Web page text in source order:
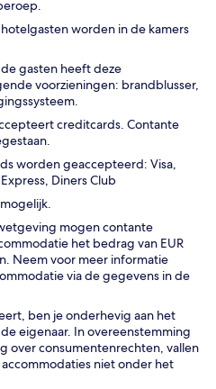
worden in de kamers
gasten heeft deze
voorzieningen: brandblusser,
creditcards. Contante
worden geaccepteerd: Visa,
Diners Club
mogen contante
het bedrag van EUR
Neem voor meer informatie
via de gegevens in de
ben je onderhevig aan het
eigenaar. In overeenstemming
over consumentenrechten, vallen
niet onder het